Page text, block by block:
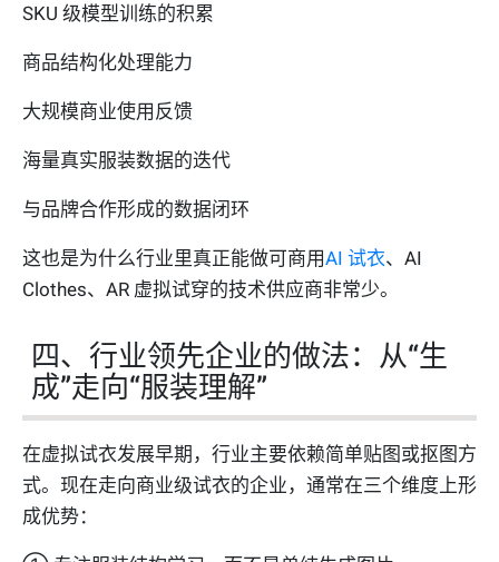
SKU 级模型训练的积累
商品结构化处理能力
大规模商业使用反馈
海量真实服装数据的迭代
与品牌合作形成的数据闭环
这也是为什么行业里真正能做可商用AI 试衣、AI
Clothes、AR 虚拟试穿的技术供应商非常少。
四、行业领先企业的做法：从“生
成”走向“服装理解”
在虚拟试衣发展早期，行业主要依赖简单贴图或抠图方
式。现在走向商业级试衣的企业，通常在三个维度上形
成优势：